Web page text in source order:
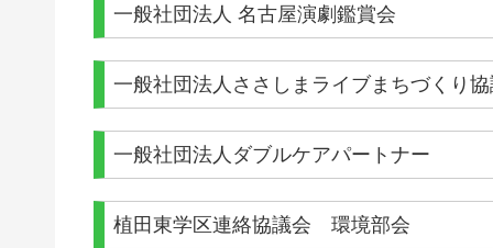
一般社団法人 名古屋演劇鑑賞会
一般社団法人ささしまライブまちづくり
一般社団法人ダブルケアパートナー
植田東学区連絡協議会 環境部会